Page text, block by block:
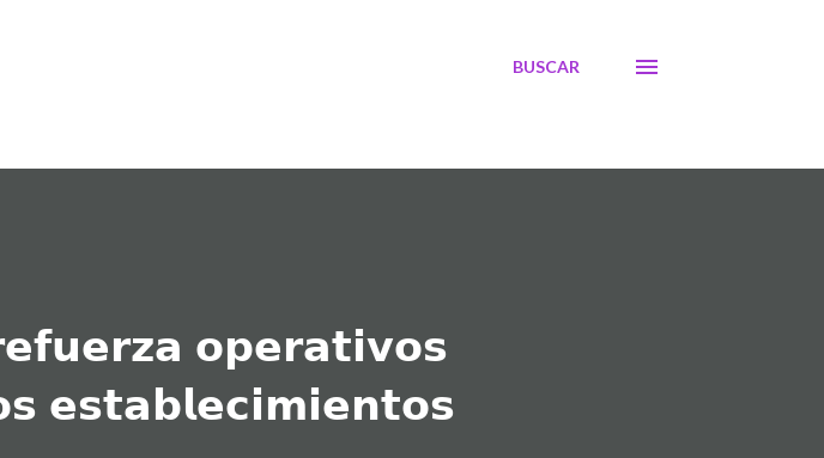
BUSCAR
𝗼𝗽𝗲𝗿𝗮𝘁𝗶𝘃𝗼𝘀
𝗲𝘀𝘁𝗮𝗯𝗹𝗲𝗰𝗶𝗺𝗶𝗲𝗻𝘁𝗼𝘀